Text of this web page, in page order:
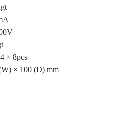
× 8pcs
× 100 (D) mm